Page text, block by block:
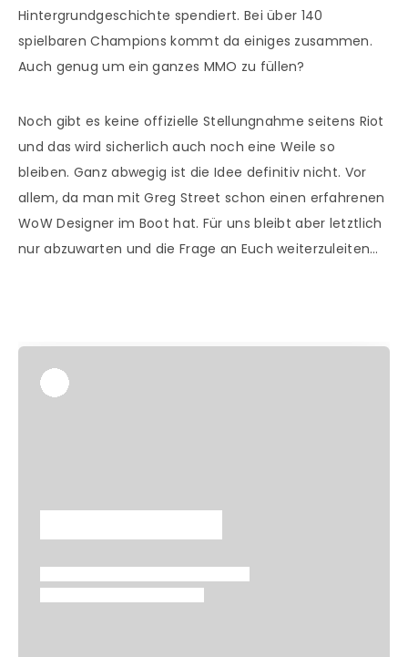
Hintergrundgeschichte spendiert. Bei über 140
spielbaren Champions kommt da einiges zusammen.
Auch genug um ein ganzes MMO zu füllen?
Noch gibt es keine offizielle Stellungnahme seitens Riot
und das wird sicherlich auch noch eine Weile so
bleiben. Ganz abwegig ist die Idee definitiv nicht. Vor
allem, da man mit Greg Street schon einen erfahrenen
WoW Designer im Boot hat. Für uns bleibt aber letztlich
nur abzuwarten und die Frage an Euch weiterzuleiten…